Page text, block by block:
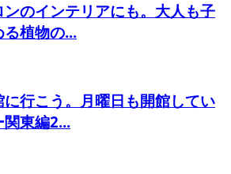
のインテリアにも。大人も子
る植物の...
行こう。月曜日も開館してい
東編2...